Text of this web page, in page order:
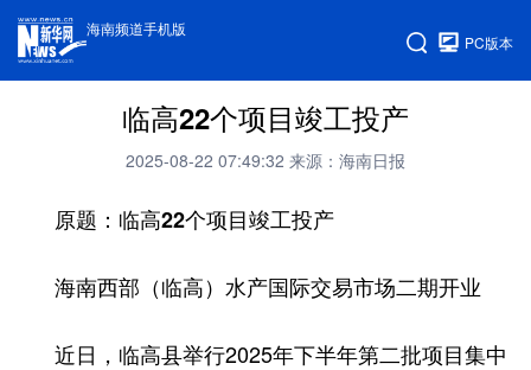
海南频道手机版
PC版本
临高22个项目竣工投产
2025-08-22 07:49:32 来源：海南日报
原题：临高22个项目竣工投产
海南西部（临高）水产国际交易市场二期开业
近日，临高县举行2025年下半年第二批项目集中